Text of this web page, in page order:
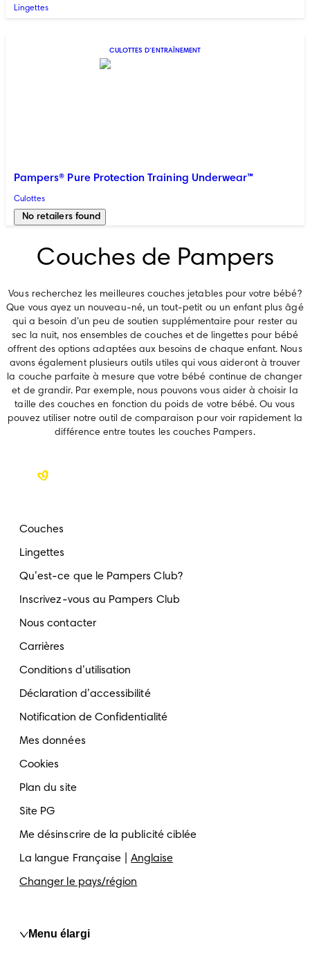
Lingettes
CULOTTES D’ENTRAÎNEMENT
Pampers® Pure Protection Training Underwear™
Culottes
No retailers found
Couches de Pampers
Vous recherchez les meilleures couches jetables pour votre bébé?
Que vous ayez un nouveau-né, un tout-petit ou un enfant plus âgé
qui a besoin d’un peu de soutien supplémentaire pour rester au
sec la nuit, nos ensembles de couches et de lingettes pour bébé
offrent des options adaptées aux besoins de chaque enfant. Nous
avons également plusieurs outils utiles qui vous aideront à trouver
la couche parfaite à mesure que votre bébé continue de changer
et de grandir. Par exemple, nous pouvons vous aider à choisir la
taille des couches en fonction du poids de votre bébé. Ou vous
pouvez utiliser notre outil de comparaison pour voir rapidement la
différence entre toutes les couches Pampers.
Couches
Lingettes
Qu’est-ce que le Pampers Club?
Inscrivez-vous au Pampers Club
Nous contacter
Carrières
Conditions d’utilisation
Déclaration d’accessibilité
Notification de Confidentialité
Mes données
Cookies
Plan du site
Site PG
Me désinscrire de la publicité ciblée
La langue Française Anglaise
Changer le pays/région
Menu élargi